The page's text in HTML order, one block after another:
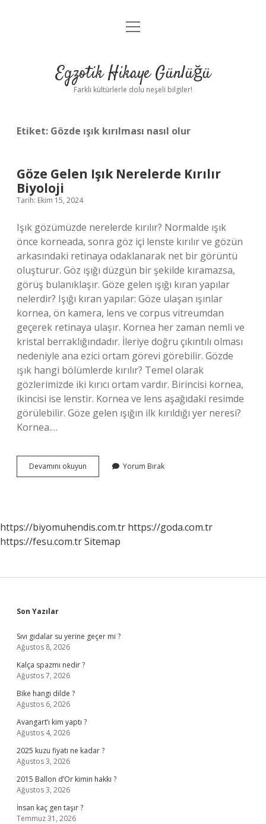
Anasayfa
Yasal Uyarı
menüyü
Egzotik Hikaye Günlüğü
Farklı kültürlerle dolu neşeli bilgiler!
Etiket: Gözde ışık kırılması nasıl olur
Göze Gelen Işık Nerelerde Kırılır
Biyoloji
Tarih: Ekim 15, 2024
Işık gözümüzde nerelerde kırılır? Normalde ışık
önce korneada, sonra göz içi lenste kırılır ve gözün
arkasındaki retinaya odaklanarak net bir görüntü
oluşturur. Göz ışığı düzgün bir şekilde kıramazsa,
görüş bulanıklaşır. Göze gelen ışığı kıran yapılar
nelerdir? Işığı kıran yapılar: Göze ulaşan ışınlar
kornea, ön kamera, lens ve corpus vitreumdan
geçerek retinaya ulaşır. Kornea her zaman nemli ve
kristal berraklığındadır. İleriye doğru çıkıntılı olması
nedeniyle ana ezici ortam görevi görebilir. Gözde
ışık hangi bölümlerde kırılır? Temel olarak
gözlerimizde iki kırıcı ortam vardır. Birincisi kornea,
ikincisi ise lenstir. Kornea ve lens aşağıdaki resimde
görülebilir. Göze gelen ışığın ilk kırıldığı yer neresi?
Kornea.…
Devamını okuyun
Gelen
Yorum Bırak
https://biyomuhendis.com.tr https://goda.com.tr
https://fesu.com.trSitemap
Sidebar
Son Yazılar
Sıvı gıdalar su yerine geçer mi ?
Ağustos 8, 2026
Kalça spazmı nedir ?
Ağustos 7, 2026
Bike hangi dilde ?
Ağustos 6, 2026
Avangart’ı kim yaptı ?
Ağustos 4, 2026
2025 kuzu fiyatı ne kadar ?
Ağustos 3, 2026
2015 Ballon d’Or kimin hakkı ?
Ağustos 3, 2026
İnsan kaç gen taşır ?
Temmuz 31, 2026